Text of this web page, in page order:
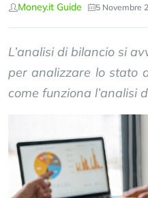
Money.it Guide 5 Novembre
L’analisi di bilancio si
per analizzare lo stato
come funziona l’analisi